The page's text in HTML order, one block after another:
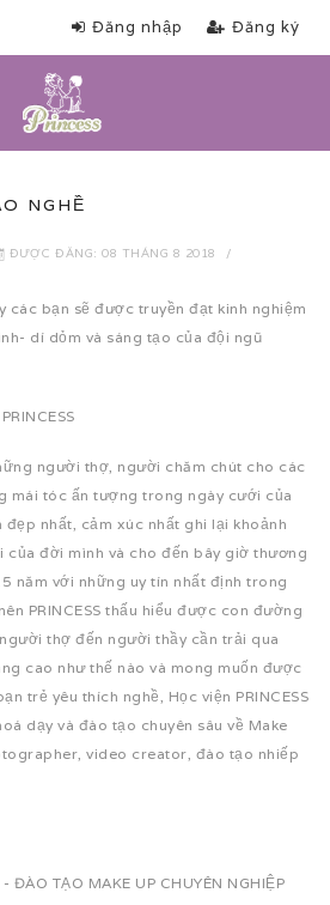
Đăng nhập Đăng ký
NGHỀ
ĐƯỢC ĐĂNG: 08 THÁNG 8 2018
các bạn sẽ được truyền đạt kinh nghiệm
dí dỏm và sáng tạo của đội ngũ
người thợ, người chăm chút cho các
mái tóc ấn tượng trong ngày cưới của
đẹp nhất, cảm xúc nhất ghi lại khoảnh
của đời mình và cho đến bây giờ thương
năm với những uy tín nhất định trong
PRINCESS thấu hiểu được con đường
thợ đến người thầy cần trải qua
cao như thế nào và mong muốn được
trẻ yêu thích nghề, Học viện PRINCESS
dạy và đào tạo chuyên sâu về Make
video creator, đào tạo nhiếp
ĐÀO TẠO MAKE UP CHUYÊN NGHIỆP